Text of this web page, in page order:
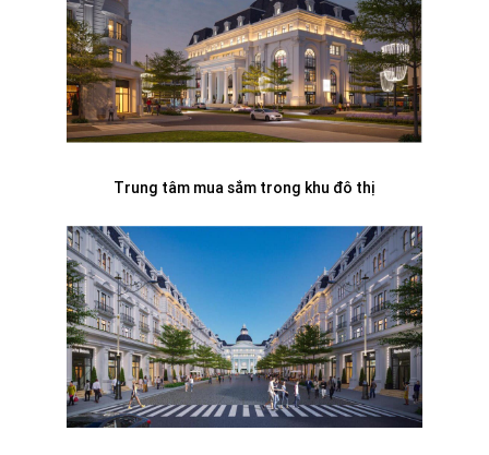
Trung tâm mua sắm trong khu đô thị